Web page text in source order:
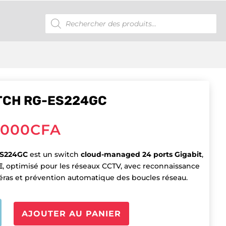
Recherche
de
produits
RG-ES224GC
CFA
est un switch cloud-managed 24 ports Gigabit,
, optimisé pour les réseaux CCTV, avec reconnaissance
et prévention automatique des boucles réseau.
AJOUTER AU PANIER